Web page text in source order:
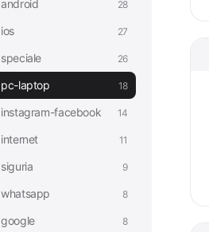
android 28
ios 27
speciale 26
pc-laptop 18
instagram-facebook 14
internet 11
siguria 9
whatsapp 8
google 8